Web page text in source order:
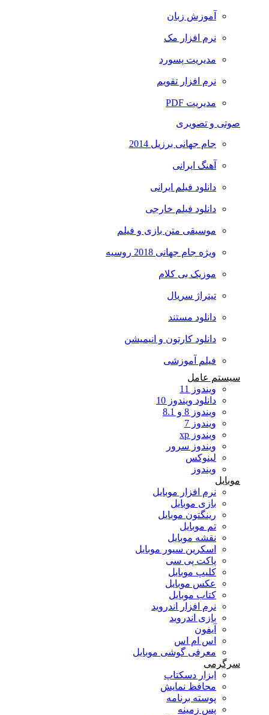
آموزش زبان
نرم افزار مک
مدیریت پسورد
نرم افزار تقویم
مدیریت PDF
صوتی و تصویری
جام جهانی برزیل 2014
آهنگ ایرانی
دانلود فیلم ایرانی
دانلود فیلم خارجی
موسیقی متن بازی و فیلم
ویژه جام جهانی 2018 روسیه
موزیک بی کلام
تیتراژ سریال
دانلود مستند
دانلود کارتون و انیمیشن
فیلم آموزشی
سیستم عامل
ویندوز 11
دانلود ویندوز 10
ویندوز 8 و 8.1
ویندوز 7
ویندوز xp
ویندوز سرور
لینوکس
ویندوز
موبایل
نرم افزار موبایل
بازی موبایل
رینگتون موبایل
تم موبایل
نقشه موبایل
اسکرین سیور موبایل
پاکت پی سی
کلیپ موبایل
عکس موبایل
کتاب موبایل
نرم افزار اندروید
بازی اندروید
آیفون
اس ام اس
معرفی گوشی موبایل
سرگرمی
ابزار دسکتاپ
محافظ نمایش
پوسته برنامه
پس زمینه